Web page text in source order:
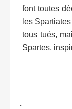
font toutes
les
tous tués,
Spartes,
.